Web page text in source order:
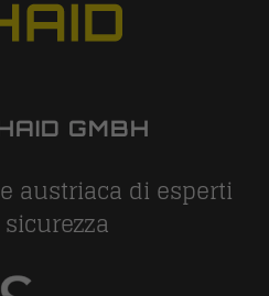
GMBH
austriaca di esperti